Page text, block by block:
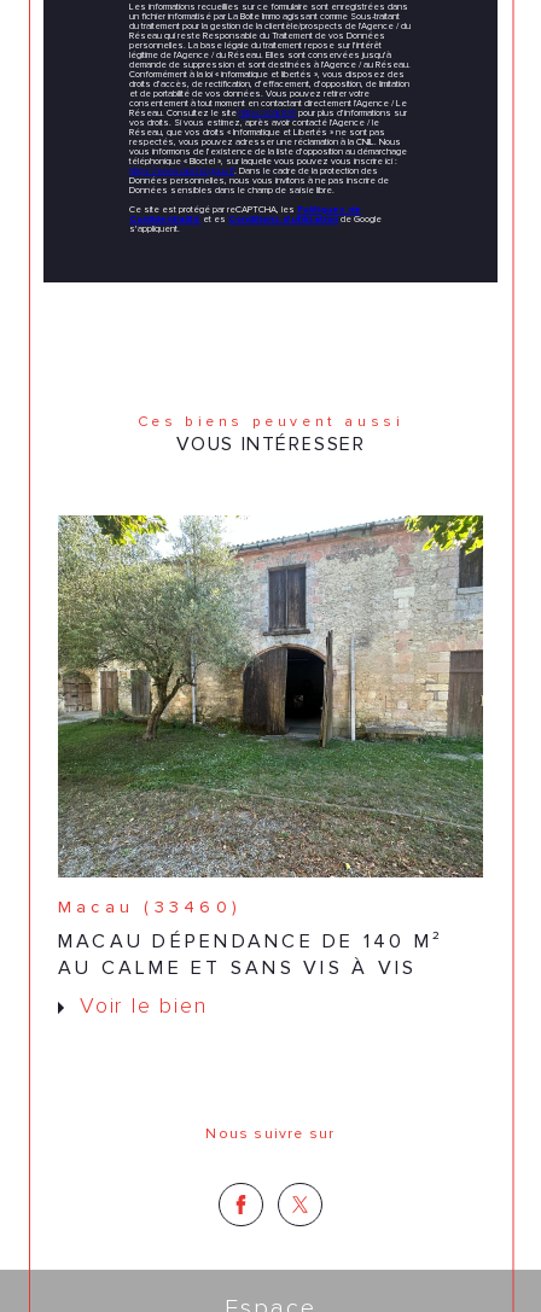
Les informations recueillies sur ce formulaire sont enregistrées dans
un fichier informatisé par La Boite Immo agissant comme Sous-traitant
du traitement pour la gestion de la clientèle/prospects de l'Agence / du
Réseau qui reste Responsable du Traitement de vos Données
personnelles. La base légale du traitement repose sur l'intérêt
légitime de l'Agence / du Réseau. Elles sont conservées jusqu'à
demande de suppression et sont destinées à l'Agence / au Réseau.
Conformément à la loi « informatique et libertés », vous disposez des
droits d’accès, de rectification, d’effacement, d’opposition, de limitation
et de portabilité de vos données. Vous pouvez retirer votre
consentement à tout moment en contactant directement l’Agence / Le
Réseau. Consultez le sitehttps://cnil.fr/fr pour plus d’informations sur
vos droits. Si vous estimez, après avoir contacté l'Agence / le
Réseau, que vos droits « Informatique et Libertés » ne sont pas
respectés, vous pouvez adresser une réclamation à la CNIL. Nous
vous informons de l’existence de la liste d'opposition au démarchage
téléphonique « Bloctel », sur laquelle vous pouvez vous inscrire ici :
https://www.bloctel.gouv.fr. Dans le cadre de la protection des
Données personnelles, nous vous invitons à ne pas inscrire de
Données sensibles dans le champ de saisie libre.
Ce site est protégé par reCAPTCHA, les Politiques de
Confidentialité et es Conditions d'utilisation de Google
s'appliquent.
Ces biens peuvent aussi
VOUS INTÉRESSER
Macau (33460)
MACAU DÉPENDANCE DE 140 M²
AU CALME ET SANS VIS À VIS
Voir le bien
Nous suivre sur